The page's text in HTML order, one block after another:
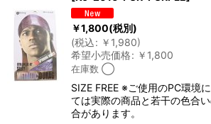
￥1,800(税別)
(税込: ￥ 1,980)
希望小売価格: ￥ 1,800
在庫数 ◯
SIZE FREE ※ご使用のPC環境
ては実際の商品と若干の色合
合があります。